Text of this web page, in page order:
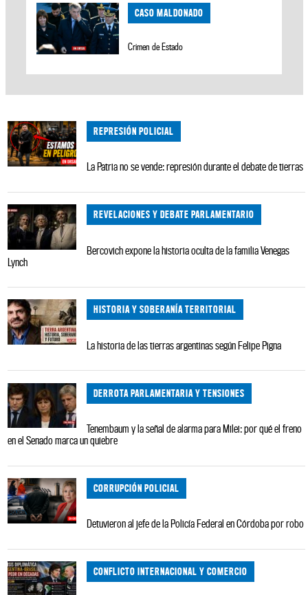
CASO MALDONADO
Crimen de Estado
REPRESIÓN POLICIAL
La Patria no se vende: represión durante el debate de tierras
REVELACIONES Y DEBATE PARLAMENTARIO
Bercovich expone la historia oculta de la familia Venegas
Lynch
HISTORIA Y SOBERANÍA TERRITORIAL
La historia de las tierras argentinas según Felipe Pigna
DERROTA PARLAMENTARIA Y TENSIONES
Tenembaum y la señal de alarma para Milei: por qué el freno
en el Senado marca un quiebre
CORRUPCIÓN POLICIAL
Detuvieron al jefe de la Policía Federal en Córdoba por robo
CONFLICTO INTERNACIONAL Y COMERCIO